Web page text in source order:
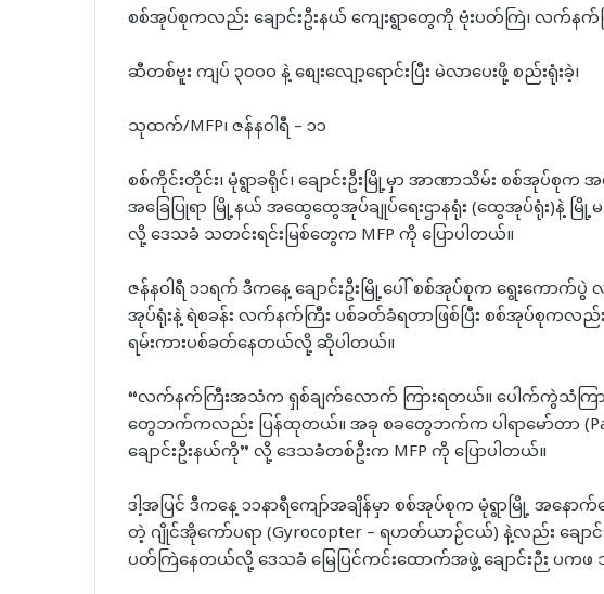
စစ်အုပ်စုကလည်း ချောင်းဦးနယ် ကျေးရွာတွေကို ဗုံးပတ်ကြဲ၊ လက်နက်
ဆီတစ်ဗူး ကျပ် ၃၀၀၀ နဲ့ စျေးလျော့ရောင်းပြီး မဲလာပေးဖို့ စည်းရုံးခဲ့၊
သုထက်/MFP၊ ဇန်နဝါရီ – ၁၁
စစ်ကိုင်းတိုင်း၊ မုံရွာခရိုင်၊ ချောင်းဦးမြို့မှာ အာဏာသိမ်း စစ်အုပ်စုက
အခြေပြုရာ မြို့နယ် အထွေထွေအုပ်ချုပ်ရေးဌာနရုံး (ထွေအုပ်ရုံး)နဲ့
လို့ ဒေသခံ သတင်းရင်းမြစ်တွေက MFP ကို ပြောပါတယ်။
ဇန်နဝါရီ ၁၁ရက် ဒီကနေ့ ချောင်းဦးမြို့ပေါ် စစ်အုပ်စုက ရွေးကောက်ပွဲ
အုပ်ရုံးနဲ့ ရဲစခန်း လက်နက်ကြီး ပစ်ခတ်ခံရတာဖြစ်ပြီး စစ်အုပ်စုကလ
ရမ်းကားပစ်ခတ်နေတယ်လို့ ဆိုပါတယ်။
“လက်နက်ကြီးအသံက ရှစ်ချက်လောက် ကြားရတယ်။ ပေါက်ကွဲသံကြ
တွေဘက်ကလည်း ပြန်ထုတယ်။ အခု စခတွေဘက်က ပါရာမော်တာ
ချောင်းဦးနယ်ကို” လို့ ဒေသခံတစ်ဦးက MFP ကို ပြောပါတယ်။
ဒါ့အပြင် ဒီကနေ့ ၁၁နာရီကျော်အချိန်မှာ စစ်အုပ်စုက မုံရွာမြို့ အနေ
တဲ့ ဂျိုင်အိုကော်ပရာ (Gyrocopter – ရဟတ်ယာဉ်ငယ်) နဲ့လည်း ချော
ပတ်ကြဲနေတယ်လို့ ဒေသခံ မြေပြင်ကင်းထောက်အဖွဲ့ ချောင်းဉီး ပကဖ